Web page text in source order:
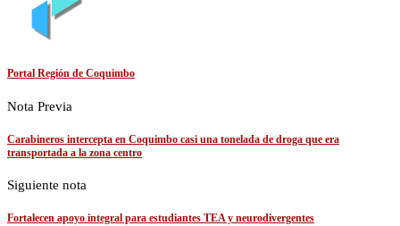
Portal Región de Coquimbo
Nota Previa
Carabineros intercepta en Coquimbo casi una tonelada de droga que era
transportada a la zona centro
Siguiente nota
Fortalecen apoyo integral para estudiantes TEA y neurodivergentes